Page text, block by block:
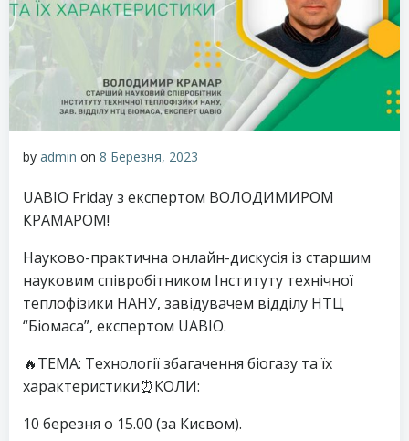
by admin on 8 Березня, 2023
UABIO Friday з експертом ВОЛОДИМИРОМ
КРАМАРОМ!
Науково-практична онлайн-дискусія із старшим
науковим співробітником Інституту технічної
теплофізики НАНУ, завідувачем відділу НТЦ
“Біомаса”, експертом UABIO.
🔥ТЕМА: Технології збагачення біогазу та їх
характеристики⏰КОЛИ:
10 березня о 15.00 (за Києвом).